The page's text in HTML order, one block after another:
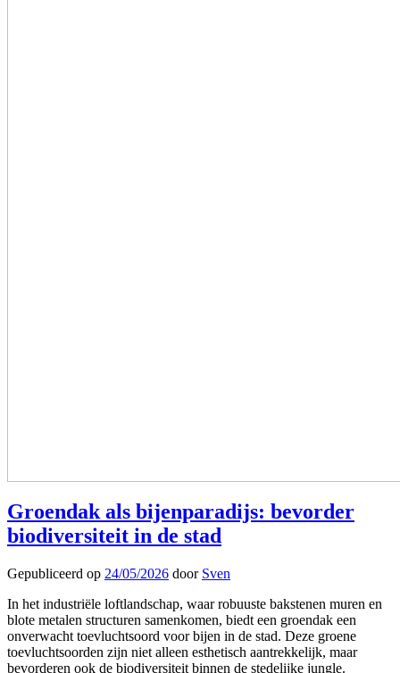
Groendak als bijenparadijs: bevorder
biodiversiteit in de stad
Gepubliceerd op 24/05/2026 door Sven
In het industriële loftlandschap, waar robuuste bakstenen muren en
blote metalen structuren samenkomen, biedt een groendak een
onverwacht toevluchtsoord voor bijen in de stad. Deze groene
toevluchtsoorden zijn niet alleen esthetisch aantrekkelijk, maar
bevorderen ook de biodiversiteit binnen de stedelijke jungle.